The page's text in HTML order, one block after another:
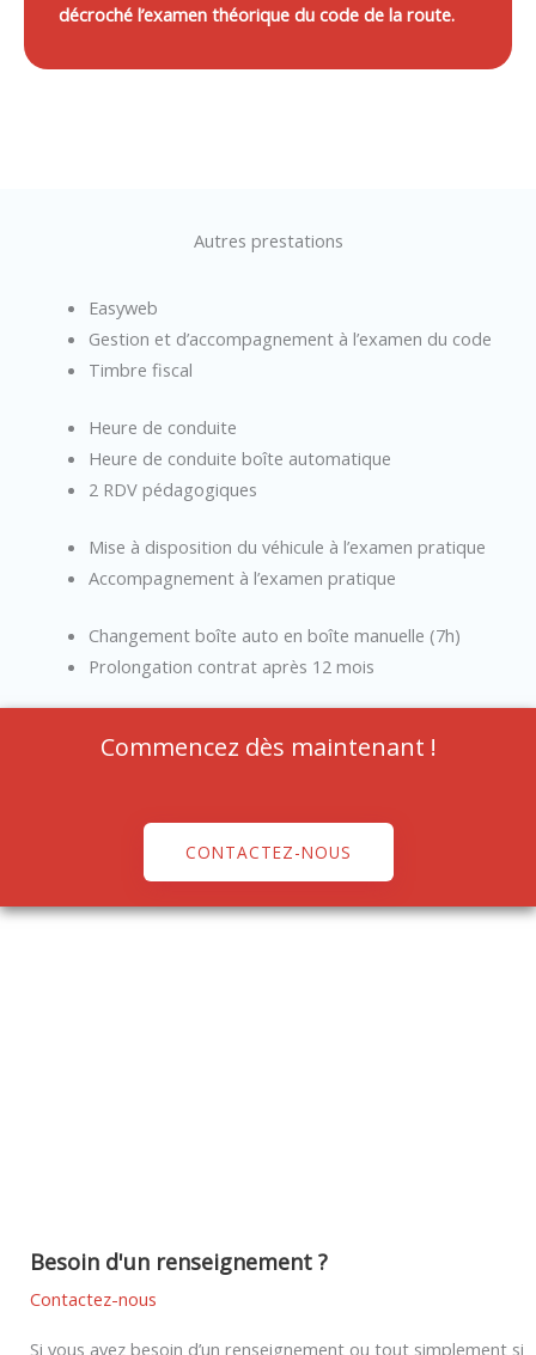
décroché l’examen théorique du code de la route.
Autres prestations
Easyweb
Gestion et d’accompagnement à l’examen du code
Timbre fiscal
Heure de conduite
Heure de conduite boîte automatique
2 RDV pédagogiques
Mise à disposition du véhicule à l’examen pratique
Accompagnement à l’examen pratique
Changement boîte auto en boîte manuelle (7h)
Prolongation contrat après 12 mois
Commencez dès maintenant !
CONTACTEZ-NOUS
Besoin d'un renseignement ?
Contactez-nous
Si vous avez besoin d’un renseignement ou tout simplement si